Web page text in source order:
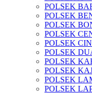
POLSEK
POLSEK
POLSEK
POLSEK
POLSEK
POLSEK
POLSEK
POLSEK
POLSEK
POLSEK